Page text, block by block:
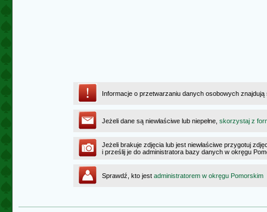
Informacje o przetwarzaniu danych osobowych
Jeżeli dane są niewłaściwe lub niepełne, skorzystaj z
Jeżeli brakuje zdjęcia lub jest niewłaściwe przygotuj
i prześlij je do administratora bazy danych w okręgu
Sprawdź, kto jest administratorem w okręgu Pomorskim